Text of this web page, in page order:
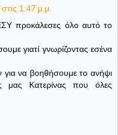
1:47 μ.μ.
προκάλεσες όλο αυτό το
γιατί γνωρίζοντας εσένα
για να βοηθήσουμε το ανήψι
μας Κατερίνας που όλες